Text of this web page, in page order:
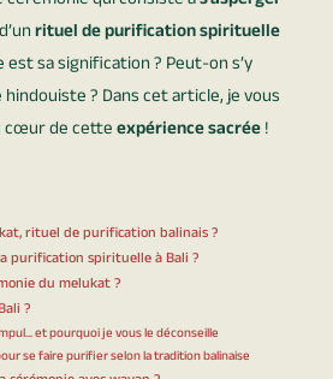
rituel de purification spirituelle
est sa signification ? Peut-on s’y
? Dans cet article, je vous
cœur de cetteexpérience sacrée!
rituel de purification balinais ?
purification spirituelle à Bali ?
du melukat ?
?
et pourquoi je vous le déconseille
se faire purifier selon la tradition balinaise